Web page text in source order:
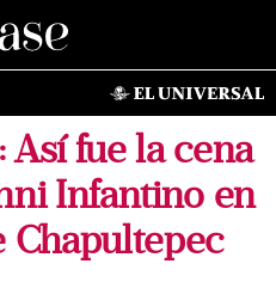
fue la cena
Infantino en
Chapultepec